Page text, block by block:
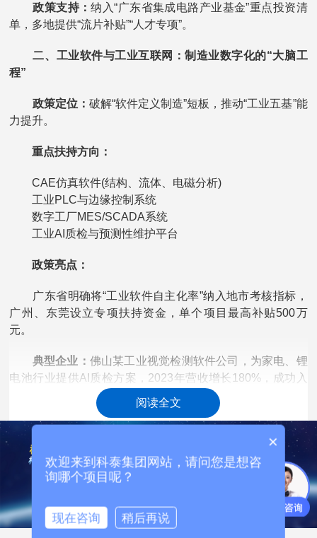
政策支持：纳入“广东省集成电路产业基金”重点投资清
单，多地提供“流片补贴”“人才专项”。
二、工业软件与工业互联网：制造业数字化的“大脑工
程”
政策定位： 破解“软件定义制造”短板，推动“工业五基”能
力提升。
重点扶持方向：
CAE仿真软件(结构、流体、电磁分析)
工业PLC与边缘控制系统
数字工厂MES/SCADA系统
工业AI质检与预测性维护平台
政策亮点：
广东省明确将“工业软件自主化率”纳入地市考核指标，
广州、东莞设立专项扶持资金，单个项目最高补贴500万
元。
典型企业： 佛山某工业视觉检测软件公司，为家电、锂
电池行业提供AI质检方案，2023年营收增长180%，成功入
选省级专精特新。
三、新能源关键材料与核心部件：抢占绿色能源制高点
政策定位：服务“双碳”战略，强化新能源产业链韧性。
锂电池隔膜、正极材料前驱体
阅读全文
×
欢迎来到科泰集团网站，请问您是想咨
询哪个项目呢？
现在咨询 稍后再说